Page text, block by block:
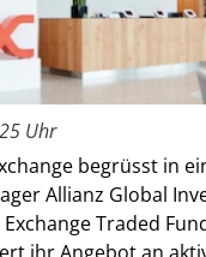
Uhr
begrüsst in
Allianz Global
Traded